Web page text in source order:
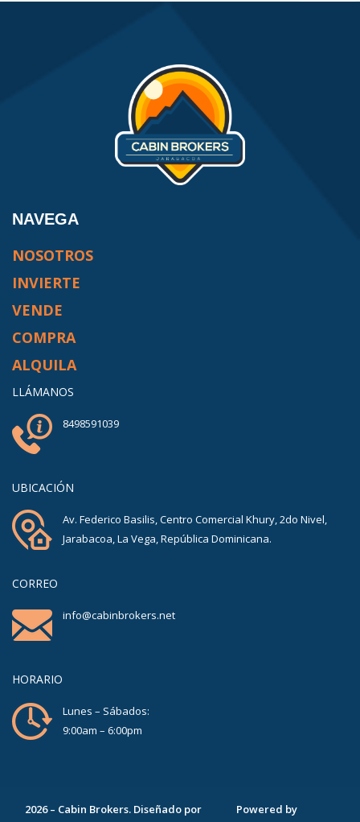
NAVEGA
NOSOTROS
INVIERTE
VENDE
COMPRA
ALQUILA
LLÁMANOS
8498591039
UBICACIÓN
Av. Federico Basilis, Centro Comercial Khury, 2do Nivel,
Jarabacoa, La Vega, República Dominicana.
CORREO
info@cabinbrokers.net
HORARIO
Lunes – Sábados:
9:00am – 6:00pm
2026– Cabin Brokers. Diseñado por
Powered by